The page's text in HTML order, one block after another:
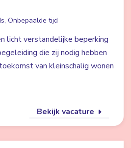
Onbepaalde tijd
licht verstandelijke beperking
die zij nodig hebben
van kleinschalig wonen
Bekijk vacature